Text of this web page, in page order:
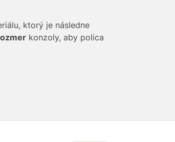
ktorý je následne
konzoly, aby polica